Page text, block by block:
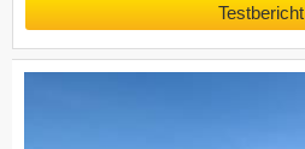
Testbericht